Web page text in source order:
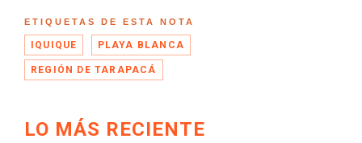
ETIQUETAS DE ESTA NOTA
IQUIQUE PLAYA BLANCA
REGIÓN DE TARAPACÁ
LO MÁS RECIENTE